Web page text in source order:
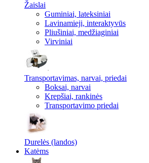
Žaislai
Guminiai, lateksiniai
Lavinamieji, interaktyvūs
Pliušiniai, medžiaginiai
Virviniai
Transportavimas, narvai, priedai
Boksai, narvai
Krepšiai, rankinės
Transportavimo priedai
Durelės (landos)
Katėms